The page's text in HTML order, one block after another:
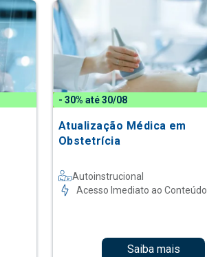
- 30% até 30/08
Atualização Médica em
Obstetrícia
Autoinstrucional
Acesso Imediato ao Conteúdo
Saiba mais